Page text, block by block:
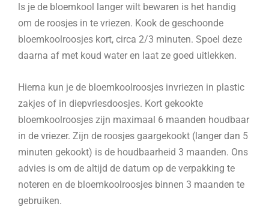
ls je de bloemkool langer wilt bewaren is het handig
om de roosjes in te vriezen. Kook de geschoonde
bloemkoolroosjes kort, circa 2/3 minuten. Spoel deze
daarna af met koud water en laat ze goed uitlekken.
Hierna kun je de bloemkoolroosjes invriezen in plastic
zakjes of in diepvriesdoosjes. Kort gekookte
bloemkoolroosjes zijn maximaal 6 maanden houdbaar
in de vriezer. Zijn de roosjes gaargekookt (langer dan 5
minuten gekookt) is de houdbaarheid 3 maanden. Ons
advies is om de altijd de datum op de verpakking te
noteren en de bloemkoolroosjes binnen 3 maanden te
gebruiken.